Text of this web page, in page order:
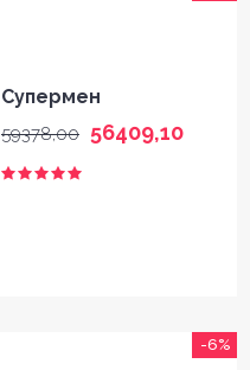
Супермен
59378,00 56409,10
-6%